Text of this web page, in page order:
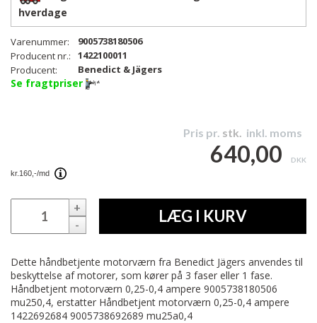
hverdage
Varenummer:
9005738180506
Producent nr.:
1422100011
Producent:
Benedict & Jägers
Se fragtpriser
Pris pr. stk. inkl. moms
640,00 DKK
+
-
LÆG I KURV
Dette håndbetjente motorværn fra Benedict Jägers anvendes til
beskyttelse af motorer, som kører på 3 faser eller 1 fase.
Håndbetjent motorværn 0,25-0,4 ampere 9005738180506
mu250,4, erstatter Håndbetjent motorværn 0,25-0,4 ampere
1422692684 9005738692689 mu25a0,4